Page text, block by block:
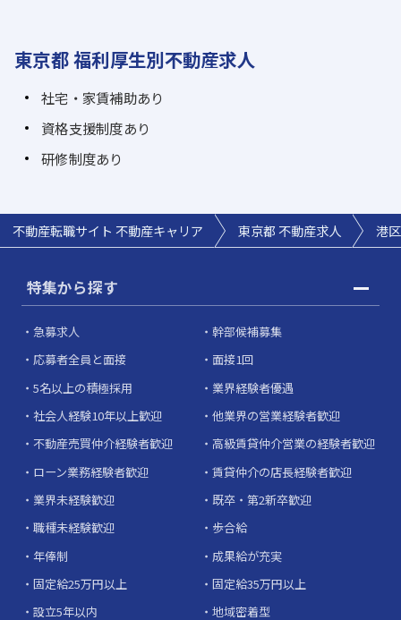
東京都 福利厚生別不動産求人
社宅・家賃補助あり
資格支援制度あり
研修制度あり
不動産転職サイト 不動産キャリア 東京都 不動産求人 港
特集から探す
急募求人
幹部候補募集
応募者全員と面接
面接1回
5名以上の積極採用
業界経験者優遇
社会人経験10年以上歓迎
他業界の営業経験者歓迎
不動産売買仲介経験者歓迎
高級賃貸仲介営業の経験者歓迎
ローン業務経験者歓迎
賃貸仲介の店長経験者歓迎
業界未経験歓迎
既卒・第2新卒歓迎
職種未経験歓迎
歩合給
年俸制
成果給が充実
固定給25万円以上
固定給35万円以上
設立5年以内
地域密着型